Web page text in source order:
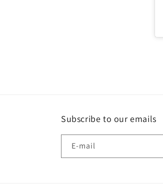
Subscribe to our emails
E-mail